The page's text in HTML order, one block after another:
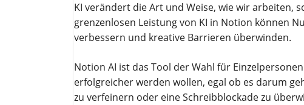
KI verändert die Art und Weise, wie wir arbeiten,
grenzenlosen Leistung von KI in Notion können
verbessern und kreative Barrieren überwinden.
Notion AI ist das Tool der Wahl für
erfolgreicher werden wollen, egal ob es darum
zu verfeinern oder eine Schreibblockade zu